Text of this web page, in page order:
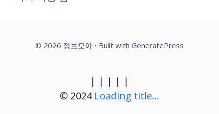
© 2026 정보모아 • Built with GeneratePress
| | | | |
© 2024 Loading title...